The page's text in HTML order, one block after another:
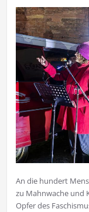
An die hundert
zu Mahnwache und
Opfer des